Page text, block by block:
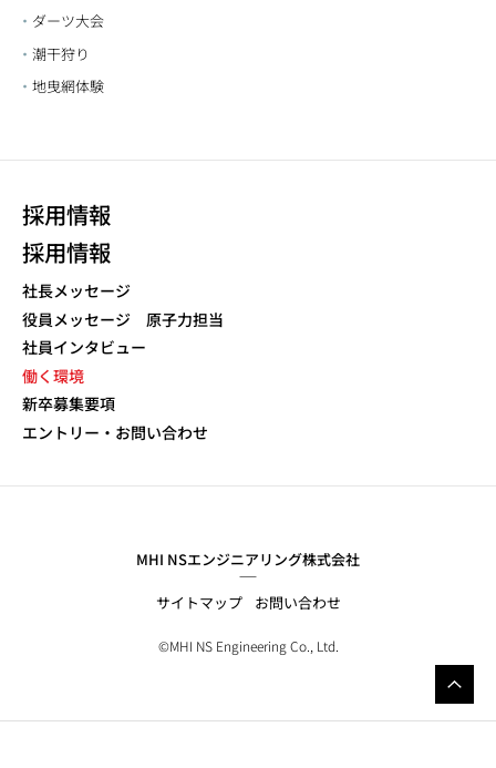
ダーツ大会
潮干狩り
地曳網体験
採用情報
採用情報
社長メッセージ
役員メッセージ 原子力担当
社員インタビュー
働く環境
新卒募集要項
エントリー・お問い合わせ
MHI NSエンジニアリング株式会社
サイトマップ お問い合わせ
©MHI NS Engineering Co., Ltd.